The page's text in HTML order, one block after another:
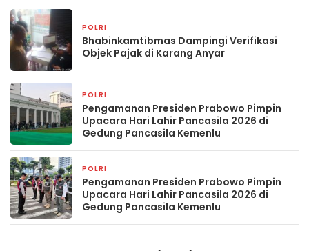
POLRI
Bhabinkamtibmas Dampingi Verifikasi
Objek Pajak di Karang Anyar
POLRI
Pengamanan Presiden Prabowo Pimpin
Upacara Hari Lahir Pancasila 2026 di
Gedung Pancasila Kemenlu
POLRI
Pengamanan Presiden Prabowo Pimpin
Upacara Hari Lahir Pancasila 2026 di
Gedung Pancasila Kemenlu